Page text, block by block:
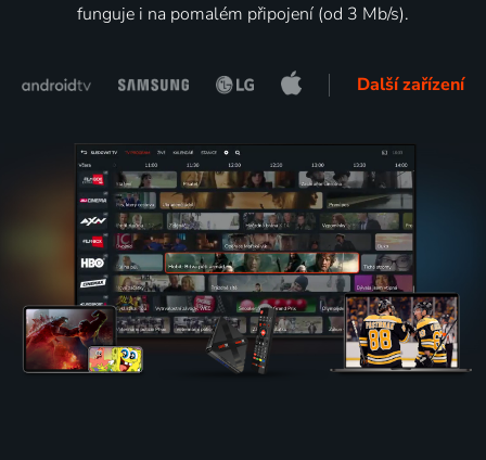
funguje i na pomalém připojení (od 3 Mb/s).
Další zařízení